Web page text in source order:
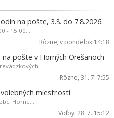
na pošte, 3.8. do 7.8.2026
- 15:00,...
Rôzne, v pondelok 14:18
pošte v Horných Orešanoch
Rôzne, 31. 7. 7:55
miestností
Horné...
Voľby, 28. 7. 15:12